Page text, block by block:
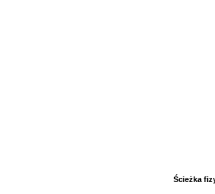
Ścieżka